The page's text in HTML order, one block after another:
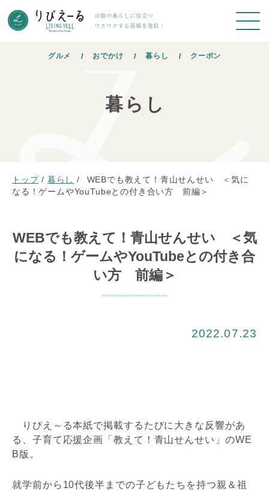
グルメ おでかけ 暮らし クーポン
暮らし
トップ / 暮らし /
WEBでも教えて！青山せんせい ＜気に
なる！ゲームやYouTubeとの付き合い方 前編＞
WEBでも教えて！青山せんせい ＜気
になる！ゲームやYouTubeとの付き合
い方 前編＞
2022.07.23
りびえ～る本紙で掲載するたびに大きな反響があ
る、子育て応援企画「教えて！青山せんせい」のWE
B版。
就学前から10代後半までの子どもたちを持つ親＆祖